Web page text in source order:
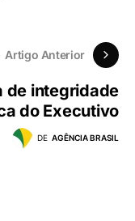
Artigo Anterior
de integridade
do Executivo
DE AGÊNCIA BRASIL